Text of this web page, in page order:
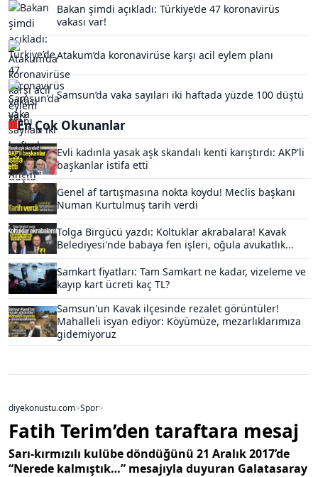
Bakan şimdi açıkladı: Türkiye’de 47 koronavirüs
vakası var!
Atakum’da koronavirüse karşı acil eylem planı
Samsun’da vaka sayıları iki haftada yüzde 100 düştü
En Çok Okunanlar
Evli kadınla yasak aşk skandalı kenti karıştırdı: AKP'li
başkanlar istifa etti
Genel af tartışmasına nokta koydu! Meclis başkanı
Numan Kurtulmuş tarih verdi
Tolga Birgücü yazdı: Koltuklar akrabalara! Kavak
Belediyesi'nde babaya fen işleri, oğula avukatlık...
Samkart fiyatları: Tam Samkart ne kadar, vizeleme ve
kayıp kart ücreti kaç TL?
Samsun'un Kavak ilçesinde rezalet görüntüler!
Mahalleli isyan ediyor: Köyümüze, mezarlıklarımıza
gidemiyoruz
diyekonustu.com>Spor>
Fatih Terim’den taraftara mesaj
Sarı-kırmızılı kulübe döndüğünü 21 Aralık 2017’de
“Nerede kalmıştık…” mesajıyla duyuran Galatasaray